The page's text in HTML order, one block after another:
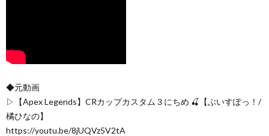
◆元動画
▷【Apex Legends】CRカップカスタム３にちめ 🍒【ぶいすぽっ！/
橘ひなの】
https://youtu.be/8jUQVz5V2tA